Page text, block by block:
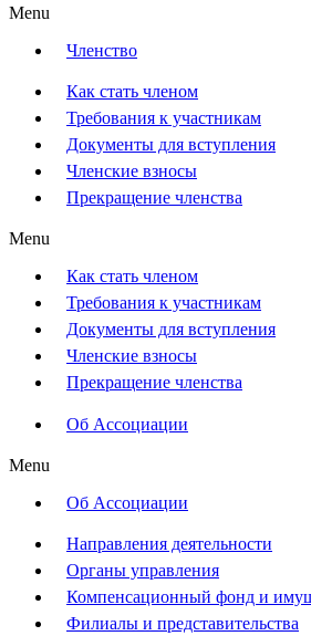
Menu
Членство
Как стать членом
Требования к участникам
Документы для вступления
Членские взносы
Прекращение членства
Menu
Как стать членом
Требования к участникам
Документы для вступления
Членские взносы
Прекращение членства
Об Ассоциации
Menu
Об Ассоциации
Направления деятельности
Органы управления
Компенсационный фонд и
Филиалы и представительства